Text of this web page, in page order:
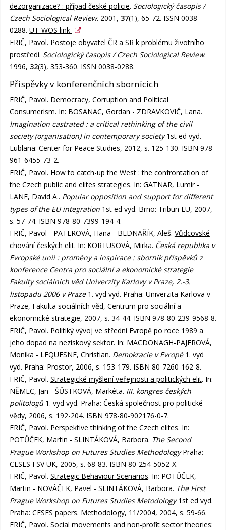
dezorganizace? : případ české policie. Sociologický časopis /
Czech Sociological Review. 2001, 37(1), 65-72. ISSN 0038-
0288. UT-WOS link
FRIČ, Pavol. Postoje obyvatel ČR a SR k problému životního
prostředí. Sociologický časopis / Czech Sociological Review.
1996, 32(3), 353-360. ISSN 0038-0288.
Příspěvky v konferenčních sbornících
FRIČ, Pavol. Democracy, Corruption and Political
Consumerism. In: BOSANAC, Gordan - ZDRAVKOVIČ, Lana.
Imagination castrated : a critical rethinking of the civil
society (organisation) in contemporary society1st ed vyd.
Lublana: Center for Peace Studies, 2012, s. 125-130. ISBN 978-
961-6455-73-2.
FRIČ, Pavol. How to catch-up the West : the confrontation of
the Czech public and elites strategies. In: GATNAR, Lumír -
LANE, David A.. Popular opposition and support for different
types of the EU integration1st ed vyd. Brno: Tribun EU, 2007,
s. 57-74. ISBN 978-80-7399-194-4.
FRIČ, Pavol - PATEROVÁ, Hana - BEDNAŘÍK, Aleš. Vůdcovské
chování českých elit. In: KORTUSOVÁ, Mirka. Česká republika v
Evropské unii : proměny a inspirace : sborník příspěvků z
konference Centra pro sociální a ekonomické strategie
Fakulty sociálních věd Univerzity Karlovy v Praze, 2.-3.
listopadu 2006 v Praze1. vyd vyd. Praha: Univerzita Karlova v
Praze, Fakulta sociálních věd, Centrum pro sociální a
ekonomické strategie, 2007, s. 34-44. ISBN 978-80-239-9568-8.
FRIČ, Pavol. Politiký vývoj ve střední Evropě po roce 1989 a
jeho dopad na neziskový sektor. In: MACDONAGH-PAJEROVÁ,
Monika - LEQUESNE, Christian. Demokracie v Evropě1. vyd
vyd. Praha: Prostor, 2006, s. 153-179. ISBN 80-7260-162-8.
FRIČ, Pavol. Strategické myšlení veřejnosti a politických elit. In:
NĚMEC, Jan - ŠŮSTKOVÁ, Markéta. III. kongres českých
politologů1. vyd vyd. Praha: Česká společnost pro politické
vědy, 2006, s. 192-204. ISBN 978-80-902176-0-7.
FRIČ, Pavol. Perspektive thinking of the Czech elites. In:
POTŮČEK, Martin - SLINTÁKOVÁ, Barbora. The Second
Prague Workshop on Futures Studies MethodologyPraha:
CESES FSV UK, 2005, s. 68-83. ISBN 80-254-5052-X.
FRIČ, Pavol. Strategic Behaviour Scenarios. In: POTŮČEK,
Martin - NOVÁČEK, Pavel - SLINTÁKOVÁ, Barbora. The First
Prague Workshop on Futures Studies Metodology1st ed vyd.
Praha: CESES papers. Methodology, 11/2004, 2004, s. 59-66.
FRIČ, Pavol. Social movements and non-profit sector theories: